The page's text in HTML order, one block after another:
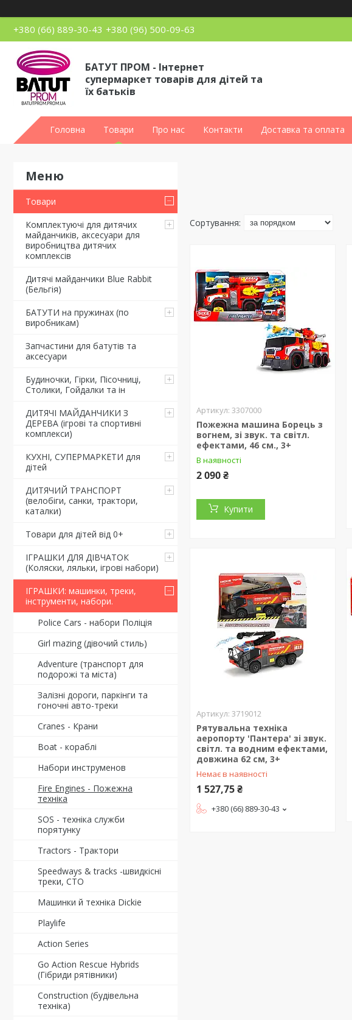
+380 (66) 889-30-43 +380 (96) 500-09-63
БАТУТ ПРОМ - Інтернет
супермаркет товарів для дітей та
їх батьків
Головна Товари Про нас Контакти Доставка та оплата
Товари
Комплектуючі для дитячих
майданчиків, аксесуари для
виробництва дитячих
комплексів
Дитячі майданчики Blue Rabbit
(Бельгія)
БАТУТИ на пружинах (по
виробникам)
Запчастини для батутів та
аксесуари
Будиночки, Гірки, Пісочниці,
Столики, Гойдалки та ін
ДИТЯЧІ МАЙДАНЧИКИ З
ДЕРЕВА (ігрові та спортивні
комплекси)
КУХНІ, СУПЕРМАРКЕТИ для
дітей
ДИТЯЧИЙ ТРАНСПОРТ
(велобіги, санки, трактори,
каталки)
Товари для дітей від 0+
ІГРАШКИ ДЛЯ ДІВЧАТОК
(Коляски, ляльки, ігрові набори)
ІГРАШКИ: машинки, треки,
інструменти, набори.
Police Cars - набори Поліція
Girl mazing (дівочий стиль)
Adventure (транспорт для
подорожі та міста)
Залізні дороги, паркінги та
гоночні авто-треки
Cranes - Крани
Boat - кораблі
Набори инструменов
Fire Engines - Пожежна
техніка
SOS - техніка служби
порятунку
Tractors - Трактори
Speedways & tracks -швидкісні
треки, СТО
Машинки й техніка Dickie
Playlife
Action Series
Go Action Rescue Hybrids
(Гібриди рятівники)
Construction (будівельна
техніка)
3307000
Пожежна машина Борець з
вогнем, зі звук. та світл.
ефектами, 46 см., 3+
В наявності
2 090 ₴
Купити
3719012
Рятувальна техніка
аеропорту 'Пантера' зі звук.
світл. та водним ефектами,
довжина 62 см, 3+
Немає в наявності
1 527,75 ₴
+380 (66) 889-30-43